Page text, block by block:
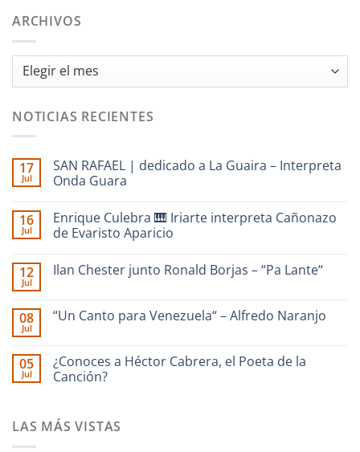
ARCHIVOS
Archivos
NOTICIAS RECIENTES
17
Jul
SAN RAFAEL | dedicado a La Guaira – Interpreta
Onda Guara
comentarios
en
SAN
dedicado
–
Interpreta
16
Jul
Enrique Culebra 🎹 Iriarte interpreta Cañonazo
de Evaristo Aparicio
comentarios
🎹
Iriarte
de
Evaristo
Aparicio
12
Jul
Ilan Chester junto Ronald Borjas – “Pa Lante“
comentarios
en
Ronald
Borjas
–
08
Jul
“Un Canto para Venezuela“ – Alfredo Naranjo
comentarios
en
“Un
Canto
Alfredo
05
Jul
¿Conoces a Héctor Cabrera, el Poeta de la
Canción?
en
¿Conoces
LAS MÁS VISTAS